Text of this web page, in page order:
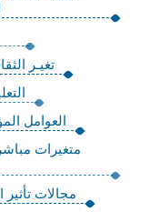
تغيـر
العوامل
متغيرات
مجالات تأثير